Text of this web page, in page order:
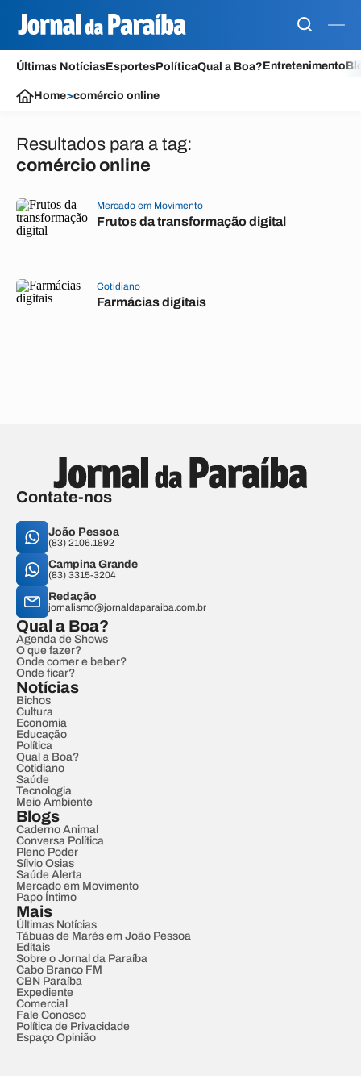
Últimas NotíciasEsportesPolíticaQual a Boa?Entretenimento
Home>comércio online
Resultados para a tag:
comércio online
Mercado em Movimento
Frutos da transformação digital
Cotidiano
Farmácias digitais
Contate-nos
João Pessoa
(83) 2106.1892
Campina Grande
(83) 3315-3204
Redação
jornalismo@jornaldaparaiba.com.br
Qual a Boa?
Agenda de Shows
O que fazer?
Onde comer e beber?
Onde ficar?
Notícias
Bichos
Cultura
Economia
Educação
Política
Qual a Boa?
Cotidiano
Saúde
Tecnologia
Meio Ambiente
Blogs
Caderno Animal
Conversa Política
Pleno Poder
Sílvio Osias
Saúde Alerta
Mercado em Movimento
Papo Íntimo
Mais
Últimas Notícias
Tábuas de Marés em João Pessoa
Editais
Sobre o Jornal da Paraíba
Cabo Branco FM
CBN Paraíba
Expediente
Comercial
Fale Conosco
Política de Privacidade
Espaço Opinião